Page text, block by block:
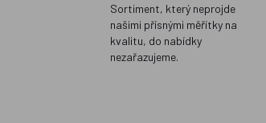
Sortiment, který neprojde
našimi přísnými měřítky na
kvalitu, do nabídky
nezařazujeme.